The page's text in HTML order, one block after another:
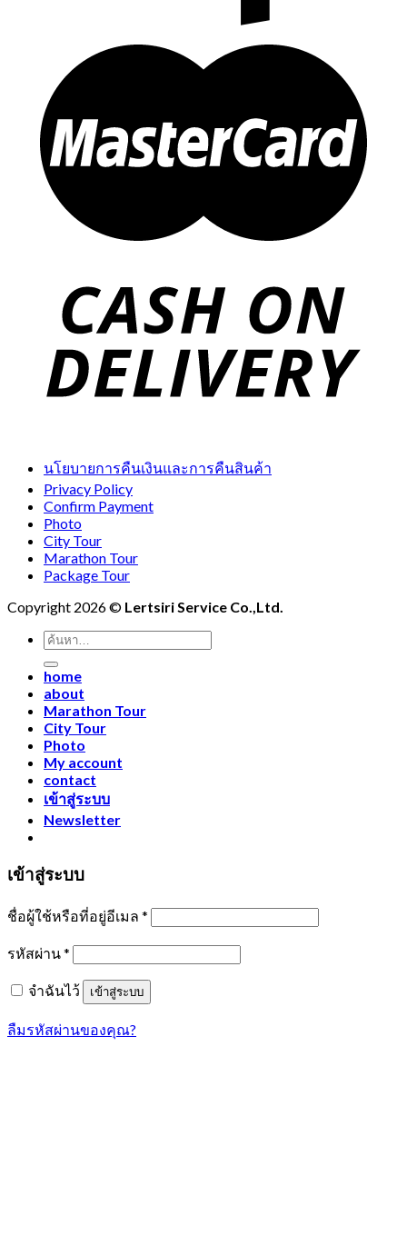
นโยบายการคืนเงินและการคืนสินค้า
Privacy Policy
Confirm Payment
Photo
City Tour
Marathon Tour
Package Tour
Copyright 2026 © Lertsiri Service Co.,Ltd.
ค้นหา:
home
about
Marathon Tour
City Tour
Photo
My account
contact
เข้าสู่ระบบ
Newsletter
เข้าสู่ระบบ
ชื่อผู้ใช้หรือที่อยู่อีเมล *
รหัสผ่าน*
จำฉันไว้ เข้าสู่ระบบ
ลืมรหัสผ่านของคุณ?